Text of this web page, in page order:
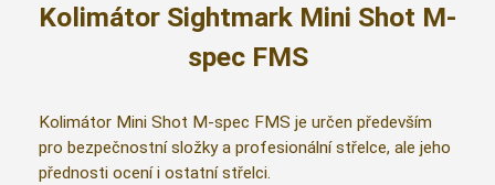
Kolimátor Sightmark Mini Shot M-
spec FMS
Kolimátor Mini Shot M-spec FMS je určen především
pro bezpečnostní složky a profesionální střelce, ale jeho
přednosti ocení i ostatní střelci.